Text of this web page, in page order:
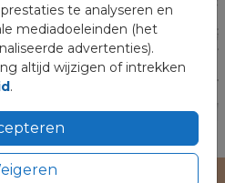
te analyseren en
mediadoeleinden (het
advertenties).
altijd wijzigen of intrekken
.